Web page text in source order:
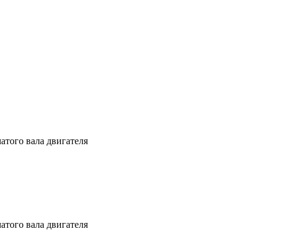
вала двигателя
вала двигателя